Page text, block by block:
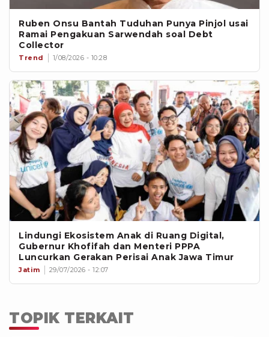
Ruben Onsu Bantah Tuduhan Punya Pinjol usai
Ramai Pengakuan Sarwendah soal Debt
Collector
Trend 1/08/2026 - 10:28
Lindungi Ekosistem Anak di Ruang Digital,
Gubernur Khofifah dan Menteri PPPA
Luncurkan Gerakan Perisai Anak Jawa Timur
Jatim 29/07/2026 - 12:07
TOPIK TERKAIT